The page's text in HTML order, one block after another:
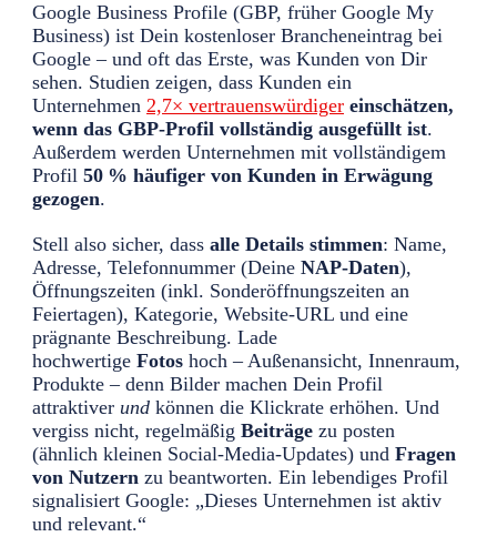
Google Business Profile (GBP, früher Google My
Business) ist Dein kostenloser Brancheneintrag bei
Google – und oft das Erste, was Kunden von Dir
sehen. Studien zeigen, dass Kunden ein
Unternehmen 2,7× vertrauenswürdiger einschätzen,
wenn das GBP-Profil vollständig ausgefüllt ist.
Außerdem werden Unternehmen mit vollständigem
Profil 50 % häufiger von Kunden in Erwägung
gezogen.
Stell also sicher, dass alle Details stimmen: Name,
Adresse, Telefonnummer (Deine NAP-Daten),
Öffnungszeiten (inkl. Sonderöffnungszeiten an
Feiertagen), Kategorie, Website-URL und eine
prägnante Beschreibung. Lade
hochwertige Fotos hoch – Außenansicht, Innenraum,
Produkte – denn Bilder machen Dein Profil
attraktiver und können die Klickrate erhöhen. Und
vergiss nicht, regelmäßig Beiträge zu posten
(ähnlich kleinen Social-Media-Updates) und Fragen
von Nutzern zu beantworten. Ein lebendiges Profil
signalisiert Google: „Dieses Unternehmen ist aktiv
und relevant.“